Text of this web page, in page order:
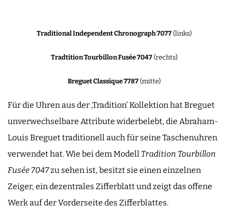
Traditional Independent Chronograph 7077(links)
Tradtition Tourbillon Fusée 7047(rechts)
Breguet Classique 7787(mitte)
Für die Uhren aus der ‚Tradition’ Kollektion hat Breguet
unverwechselbare Attribute widerbelebt, die Abraham-
Louis Breguet traditionell auch für seine Taschenuhren
verwendet hat. Wie bei dem Modell Tradition Tourbillon
Fusée 7047zu sehen ist, besitzt sie einen einzelnen
Zeiger, ein dezentrales Zifferblatt und zeigt das offene
Werk auf der Vorderseite des Zifferblattes.